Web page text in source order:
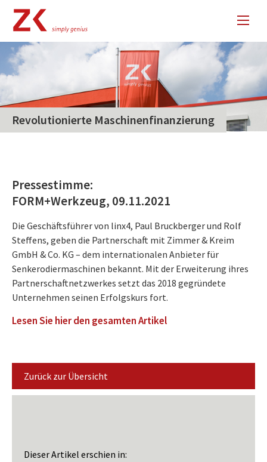
Revolutionierte Maschinenfinanzierung
Pressestimme:
FORM+Werkzeug, 09.11.2021
Die Geschäftsführer von linx4, Paul Bruckberger und Rolf
Steffens, geben die Partnerschaft mit Zimmer & Kreim
GmbH & Co. KG – dem internationalen Anbieter für
Senkerodiermaschinen bekannt. Mit der Erweiterung ihres
Partnerschaftnetzwerkes setzt das 2018 gegründete
Unternehmen seinen Erfolgskurs fort.
Lesen Sie hier den gesamten Artikel
Zurück zur Übersicht
Dieser Artikel erschien in: